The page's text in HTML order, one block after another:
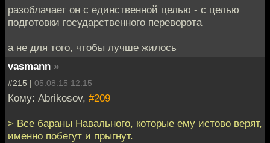
разоблачает он с единственной целью - с целью
подготовки государственного переворота
а не для того, чтобы лучше жилось
vasmann »
#215 | 05.08.15 12:15
Кому: Abrikosov, #209
> Все бараны Навального, которые ему истово верят,
именно побегут и прыгнут.